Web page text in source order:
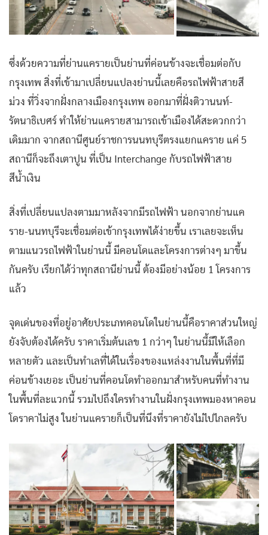
ซึ่งด้วยความที่ย่านแครายเป็นย่านที่ค่อนข้างจะเชื่อมต่อกับ
กรุงเทพ สิ่งที่เข้ามาเปลี่ยนแปลงย่านนี้เลยคือรถไฟฟ้าสายสี
ม่วง ที่วิ่งจากฝั่งกลางเมืองกรุงเทพ ออกมาที่ฝั่งติวานนท์-
รัตนาธิเบศร์ ทำให้ย่านแครายสามารถเข้าเมืองได้สะดวกกว่า
เดิมมาก จากสถานีศูนย์ราชการนนทบุรีตรงแยกแคราย แค่ 5
สถานีก็จะถึงเตาปูน ที่เป็น Interchange กับรถไฟฟ้าสาย
สีน้ำเงิน
สิ่งที่เปลี่ยนแปลงตามมาหลังจากมีรถไฟฟ้า นอกจากย่านแค
ราย-นนทบุรีจะเชื่อมต่อเข้ากรุงเทพได้ง่ายขึ้น เราเลยจะเห็น
ตามแนวรถไฟฟ้าในย่านนี้ มีคอนโดและโครงการต่างๆ มาขึ้น
กันครับ เรียกได้ว่าทุกสถานีย่านนี้ ต้องมีอย่างน้อย 1 โครงการ
แล้ว
จุดเด่นของที่อยู่อาศัยประเภทคอนโดในย่านนี้คือราคาส่วนใหญ่
ยังจับต้องได้ครับ ราคาเริ่มต้นเลข 1 กว่าๆ ในย่านนี้มีให้เลือก
หลายตัว และเป็นทำเลที่ได้ในเรื่องของแหล่งงานในพื้นที่ที่มี
ค่อนข้างเยอะ เป็นย่านที่คอนโดทำออกมาสำหรับคนที่ทำงาน
ในพื้นที่ละแวกนี้ รวมไปถึงใครทำงานในฝั่งกรุงเทพมองหาคอน
โดราคาไม่สูง ในย่านแครายก็เป็นที่นึงที่ราคายังไม่ไปไกลครับ